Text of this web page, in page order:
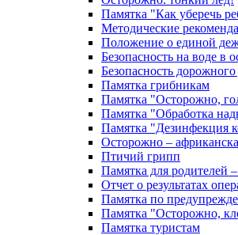
Памятка "Как уберечь
Методические
Положение о единой
Безопасность на воде в
Безопасность
Памятка грибникам
Памятка "Осторожно,
Памятка "Обработка
Памятка "Дезинфекция
Осторожно –
Птичий грипп
Памятка для родителей
Отчет о результатах
Памятка по
Памятка "Осторожно,
Памятка туристам